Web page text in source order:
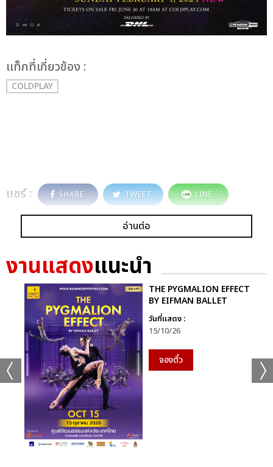
เเท็กที่เกี่ยวข้อง :
COLDPLAY
แชร์ : SHARE TWEET LINE
อ่านต่อ
งานแสดงแนะนำ
THE PYGMALION EFFECT
BY EIFMAN BALLET
วันที่แสดง :
15/10/26
จองตั๋ว